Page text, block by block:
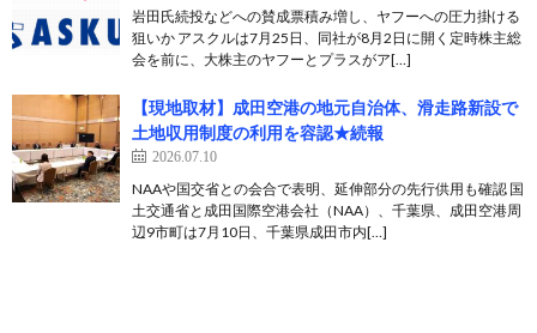
岩田氏続投などへの賛成票積み増し、ヤフーへの圧力掛ける
狙いか アスクルは7月25日、同社が8月2日に開く定時株主総
会を前に、大株主のヤフーとプラスがア[…]
【現地取材】成田空港の地元自治体、滑走路新設で
土地収用制度の利用を容認★続報
2026.07.10
NAAや国交省との会合で表明、延伸部分の先行供用も確認 国
土交通省と成田国際空港会社（NAA）、千葉県、成田空港周
辺9市町は7月10日、千葉県成田市内[…]